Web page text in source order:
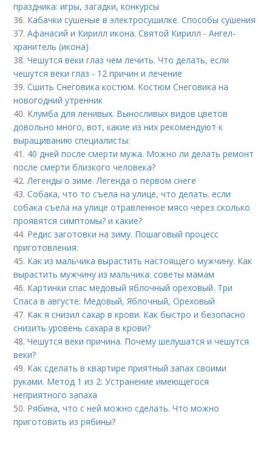
праздника: игры, загадки, конкурсы
36. Кабачки сушеные в электросушилке. Способы сушения
37.Афанасий и Кирилл икона. Святой Кирилл - Ангел-
хранитель (икона)
38.Чешутся веки глаз чем лечить. Что делать, если
чешутся веки глаз - 12 причин и лечение
39.Сшить Снеговика костюм. Костюм Снеговика на
новогодний утренник
40. Клумба для ленивых. Выносливых видов цветов
довольно много, вот, какие из них рекомендуют к
выращиванию специалисты:
41. 40 дней после смерти мужа. Можно ли делать ремонт
после смерти близкого человека?
42.Легенды о зиме. Легенда о первом снеге
43.Собака, что то съела на улице, что делать. если
собака съела на улице отравленное мясо через сколько
проявятся симптомы? и какие?
44. Редис заготовки на зиму. Пошаговый процесс
приготовления:
45. Как из мальчика вырастить настоящего мужчину. Как
вырастить мужчину из мальчика: советы мамам
46. Картинки спас медовый яблочный ореховый. Три
Спаса в августе: Медовый, Яблочный, Ореховый
47. Как я снизил сахар в крови. Как быстро и безопасно
снизить уровень сахара в крови?
48.Чешутся веки причина. Почему шелушатся и чешутся
веки?
49. Как сделать в квартире приятный запах своими
руками. Метод 1 из 2: Устранение имеющегося
неприятного запаха
50. Рябина, что с ней можно сделать. Что можно
приготовить из рябины?